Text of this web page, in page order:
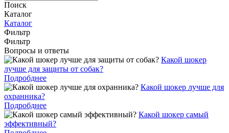
Поиск
Каталог
Каталог
Фильтр
Фильтр
Вопросы и ответы
Какой шокер
лучше для защиты от собак?
Подробднее
Какой шокер лучше для
охранника?
Подробднее
Какой шокер самый
эффективный?